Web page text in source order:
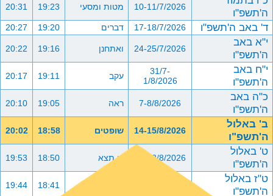
ה'תשפ"ו
10-11/7/2026 מטות ומסעי 19:23
20:31
ד' באב ה'תשפ"ו 17-18/7/2026 דברים 19:20
20:27
י"א באב
ה'תשפ"ו
24-25/7/2026 ואתחנן 19:16
20:22
י"ח באב
ה'תשפ"ו
31/7-
1/8/2026
עקב 19:11
20:17
כ"ה באב
ה'תשפ"ו
7-8/8/2026 ראה 19:05
20:10
ב' באלול
ה'תשפ"ו
14-15/8/2026 שופטים 18:58
20:02
ט' באלול
ה'תשפ"ו
21-22/8/2026 כי תצא 18:50
19:53
ט"ז באלול
ה'תשפ"ו
18:41
19:44